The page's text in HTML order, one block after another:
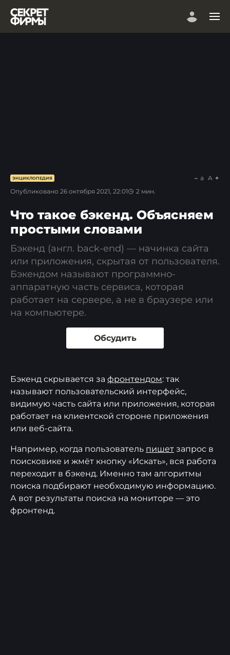
ЭНЦИКЛОПЕДИЯ
Опубликовано 26 октября 2021, 22:01 2 мин.
a A
Что такое бэкенд. Объясняем
простыми словами
Бэкенд (англ. back-end) — начинка сайта
или приложения, скрытая от пользователя.
Бэкендом называют программно-
аппаратную часть сервиса, которая
работает на сервере, а не в браузере или
на компьютере.
Обсудить
Бэкенд скрывается за фронтендом: так
называют пользовательский интерфейс,
видимую часть сайта или приложения, которая
работает на клиентской стороне приложения
или веб-сайта.
Например, когда пользователь пишет запрос в
поисковике и жмёт кнопку «Искать», вся работа
переходит в бэкенд. Именно там алгоритмы
поиска подбирают необходимую информацию.
А вот результаты поиска на мониторе — это
фронтенд.